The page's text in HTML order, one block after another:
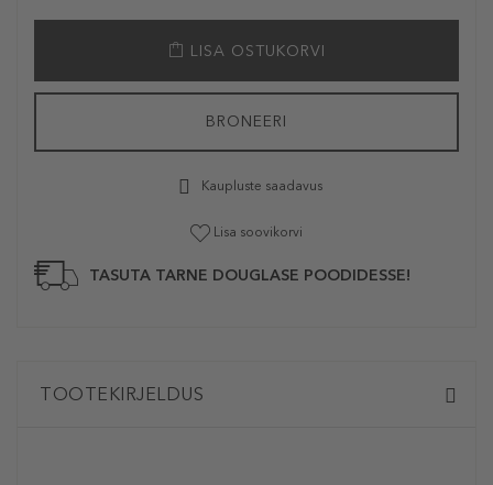
LISA OSTUKORVI
BRONEERI
Kaupluste saadavus
Lisa soovikorvi
TASUTA TARNE DOUGLASE POODIDESSE!
TOOTEKIRJELDUS